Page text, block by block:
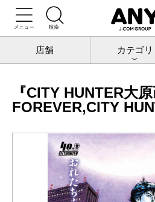
店舗 カテゴリ
トップ チケットポート
アート
『CITY HUNTER大原画展～
『CITY HUNTER大
FOREVER,CITY